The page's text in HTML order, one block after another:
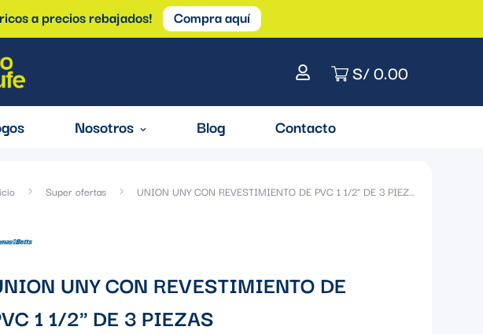
a precios rebajados! Compra aquí
S/ 0.00
Nosotros Blog Contacto
Super ofertas UNION UNY CON REVESTIMIENTO DE PVC 1 1/2" DE 3 PIEZAS
UNY CON REVESTIMIENTO DE
1 1/2" DE 3 PIEZAS